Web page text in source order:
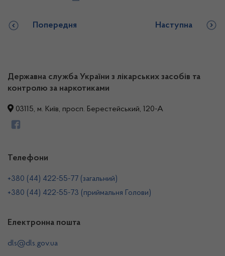
Попередня Наступна
Державна служба України з лікарських засобів та
контролю за наркотиками
03115, м. Київ, просп. Берестейський, 120-А
Телефони
+380 (44) 422-55-77 (загальний)
+380 (44) 422-55-73 (приймальня Голови)
Електронна пошта
dls@dls.gov.ua